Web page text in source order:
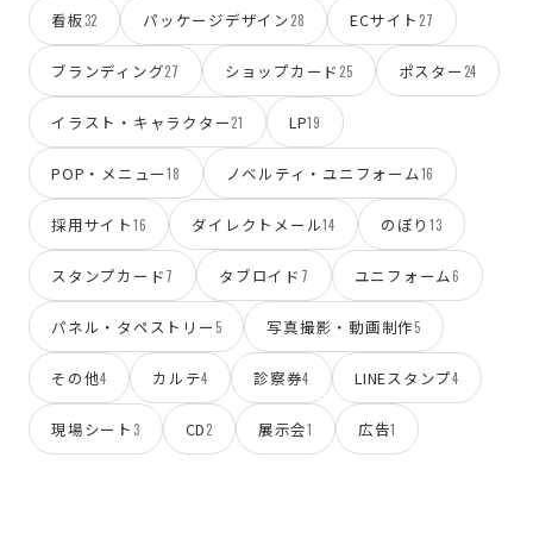
看板32 パッケージデザイン28 ECサイト 27
ブランディング27 ショップカード 25 ポスター 24
イラスト・キャラクター21 LP19
POP・メニュー18 ノベルティ・ユニフォーム16
採用サイト16 ダイレクトメール14 のぼり 13
スタンプカード7 タブロイド 7 ユニフォーム6
パネル・タペストリー5 写真撮影・動画制作5
その他4 カルテ4 診察券4 LINEスタンプ4
現場シート 3 CD2 展示会1 広告1